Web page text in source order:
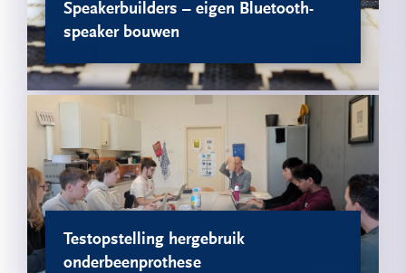
Speakerbuilders – eigen Bluetooth-
speaker bouwen
Testopstelling hergebruik
onderbeenprothese